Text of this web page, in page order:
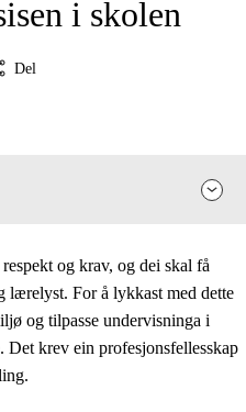
i skolen
Del
og krav, og dei skal få
lærelyst. For å lykkast med dette
og tilpasse undervisninga i
Det krev ein profesjonsfellesskap